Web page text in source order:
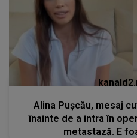
Alina Pușcău, mesaj
înainte de a intra în
metastază. E